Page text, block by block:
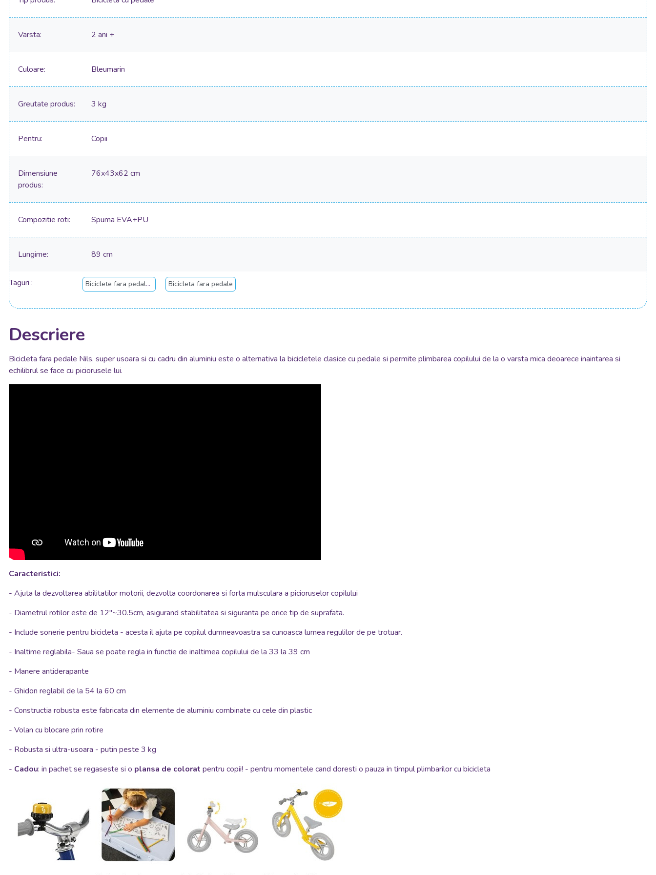
Varsta 2 ani +
Culoare Bleumarin
Greutate produs 3 kg
Pentru Copii
Dimensiune
produs
76x43x62 cm
Compozitie roti Spuma EVA+PU
Lungime 89 cm
Taguri Biciclete fara pedale copii Bicicleta fara pedale
Descriere
Bicicleta fara pedale Nils, super usoara si cu cadru din aluminiu este o alternativa la bicicletele clasice cu pedale si permite plimbarea copilului de la o varsta mica deoarece inaintarea si
echilibrul se face cu piciorusele lui.
Caracteristici:
- Ajuta la dezvoltarea abilitatilor motorii, dezvolta coordonarea si forta mulsculara a picioruselor copilului
- Diametrul rotilor este de 12"~30.5cm, asigurand stabilitatea si siguranta pe orice tip de suprafata.
- Include sonerie pentru bicicleta - acesta il ajuta pe copilul dumneavoastra sa cunoasca lumea regulilor de pe trotuar.
- Inaltime reglabila- Saua se poate regla in functie de inaltimea copilului de la 33 la 39 cm
- Manere antiderapante
- Ghidon reglabil de la 54 la 60 cm
- Constructia robusta este fabricata din elemente de aluminiu combinate cu cele din plastic
- Volan cu blocare prin rotire
- Robusta si ultra-usoara - putin peste 3 kg
- Cadou: in pachet se regaseste si o plansa de colorat pentru copii! - pentru momentele cand doresti o pauza in timpul plimbarilor cu bicicleta